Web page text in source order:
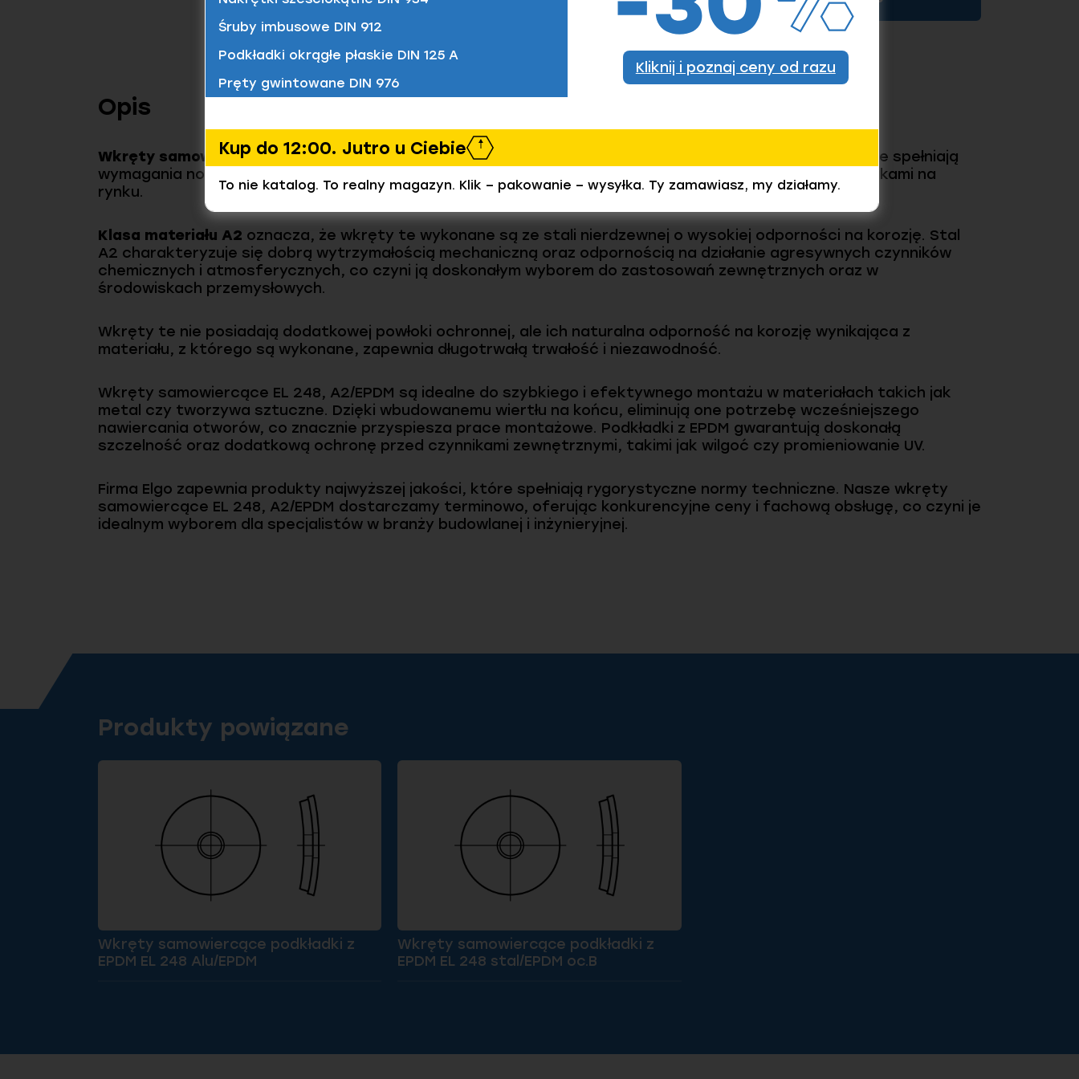
Opis
Wkręty samowiercące z podkładkami z EPDM EL 248, A2/EPDM
to profesjonalne elementy złączne, które spełniają
wymagania normy EL 248. Dzięki zgodności z tą normą, są one zamiennie stosowane z innymi odpowiednikami na
rynku.
Klasa materiału A2 oznacza, że wkręty te wykonane są ze stali nierdzewnej o wysokiej odporności na korozję. Stal
A2 charakteryzuje się dobrą wytrzymałością mechaniczną oraz odpornością na działanie agresywnych czynników
chemicznych i atmosferycznych, co czyni ją doskonałym wyborem do zastosowań zewnętrznych oraz w
środowiskach przemysłowych.
Wkręty te nie posiadają dodatkowej powłoki ochronnej, ale ich naturalna odporność na korozję wynikająca z
materiału, z którego są wykonane, zapewnia długotrwałą trwałość i niezawodność.
Wkręty samowiercące EL 248, A2/EPDM są idealne do szybkiego i efektywnego montażu w materiałach takich jak
metal czy tworzywa sztuczne. Dzięki wbudowanemu wiertłu na końcu, eliminują one potrzebę wcześniejszego
nawiercania otworów, co znacznie przyspiesza prace montażowe. Podkładki z EPDM gwarantują doskonałą
szczelność oraz dodatkową ochronę przed czynnikami zewnętrznymi, takimi jak wilgoć czy promieniowanie UV.
Firma Elgo zapewnia produkty najwyższej jakości, które spełniają rygorystyczne normy techniczne. Nasze wkręty
samowiercące EL 248, A2/EPDM dostarczamy terminowo, oferując konkurencyjne ceny i fachową obsługę, co czyni je
idealnym wyborem dla specjalistów w branży budowlanej i inżynieryjnej.
Produkty powiązane
Wkręty samowiercące podkładki z
EPDM EL 248 Alu/EPDM
Wkręty samowiercące podkładki z
EPDM EL 248 stal/EPDM oc.B
Śruby imbusowe DIN 912
Podkładki okrągłe płaskie DIN 125 A
Pręty gwintowane DIN 976
Kliknij i poznaj ceny od razu
Kup do 12:00. Jutro u Ciebie
To nie katalog. To realny magazyn. Klik – pakowanie – wysyłka. Ty zamawiasz, my działamy.